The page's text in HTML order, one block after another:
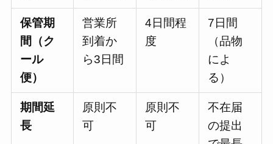
保管期
間（ク
ール
便）
営業所
到着か
ら3日間
4日間程
度
7日間
（品物
によ
る）
期間延
長
原則不
可
原則不
可
不在届
の提出